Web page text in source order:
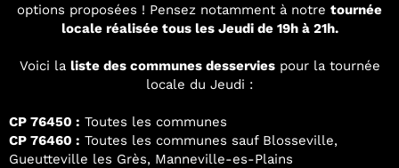
options proposées ! Pensez notamment à notre tournée
locale réalisée tous les Jeudi de 19h à 21h.
Voici la liste des communes desserviespour la tournée
locale du Jeudi :
CP 76450 : Toutes les communes
CP 76460 : Toutes les communes sauf Blosseville,
Gueutteville les Grès, Manneville-es-Plains